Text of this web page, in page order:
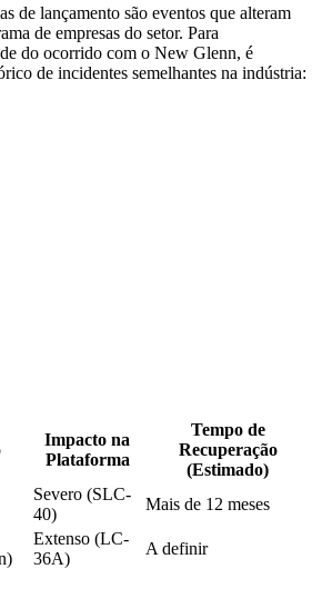
de lançamento são eventos que alteram
de empresas do setor. Para
do ocorrido com o New Glenn, é
de incidentes semelhantes na indústria:
Impacto na
Plataforma
Tempo de
Recuperação
(Estimado)
Severo (SLC-
40)
Mais de 12 meses
Extenso (LC-
36A)
A definir